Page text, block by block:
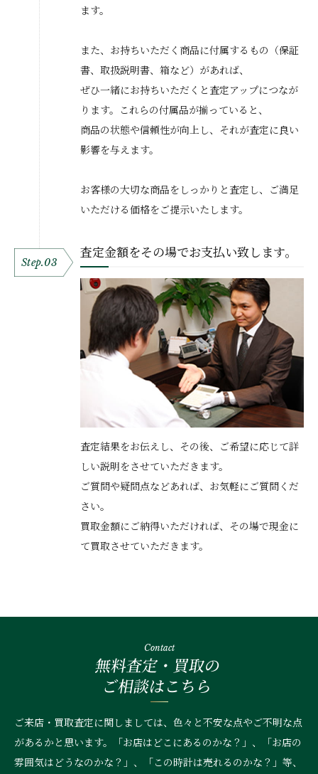
ます。
また、お持ちいただく商品に付属するもの（保証
書、取扱説明書、箱など）があれば、
ぜひ一緒にお持ちいただくと査定アップにつなが
ります。これらの付属品が揃っていると、
商品の状態や信頼性が向上し、それが査定に良い
影響を与えます。
お客様の大切な商品をしっかりと査定し、ご満足
いただける価格をご提示いたします。
Step.03
査定金額をその場でお支払い致します。
査定結果をお伝えし、その後、ご希望に応じて詳
しい説明をさせていただきます。
ご質問や疑問点などあれば、お気軽にご質問くだ
さい。
買取金額にご納得いただければ、その場で現金に
て買取させていただきます。
Contact
無料査定・買取の
ご相談はこちら
ご来店・買取査定に関しましては、色々と不安な点やご不明な点
があるかと思います。「お店はどこにあるのかな？」、
「お店の
雰囲気はどうなのかな？」、「この時計は売れるのかな？」等、